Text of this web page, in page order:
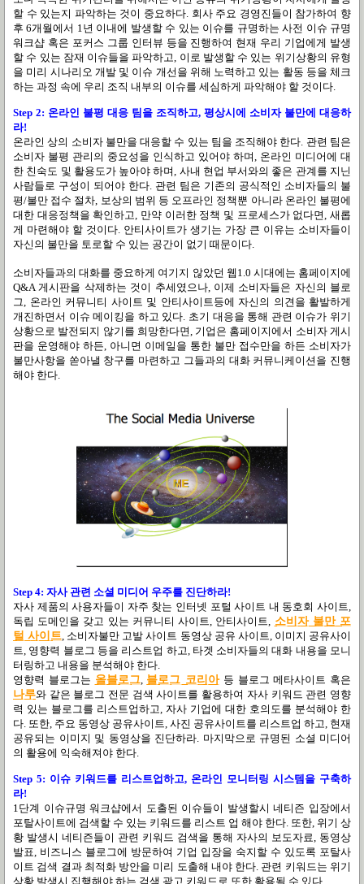
할 수 있는지 파악하는 것이 중요하다. 회사 주요 경영진들이 참가하여 향
후 6개월에서 1년 이내에 발생할 수 있는 이슈를 규명하는 사전 이슈 규명
워크샵 혹은 포커스 그룹 인터뷰 등을 진행하여 현재 우리 기업에게 발생
할 수 있는 잠재 이슈들을 파악하고, 이로 발생할 수 있는 위기상황의 유형
을 미리 시나리오 개발 및 이슈 개선을 위해 노력하고 있는 활동 등을 체크
하는 과정 속에 우리 조직 내부의 이슈를 세심하게 파악해야 할 것이다.
Step 2: 온라인 불평 대응 팀을 조직하고, 평상시에 소비자 불만에 대응하
라!
온라인 상의 소비자 불만을 대응할 수 있는 팀을 조직해야 한다. 관련 팀은
소비자 불평 관리의 중요성을 인식하고 있어야 하며, 온라인 미디어에 대
한 친숙도 및 활용도가 높아야 하며, 사내 현업 부서와의 좋은 관계를 지닌
사람들로 구성이 되어야 한다. 관련 팀은 기존의 공식적인 소비자들의 불
평/불만 접수 절차, 보상의 범위 등 오프라인 정책뿐 아니라 온라인 불평에
대한 대응정책을 확인하고, 만약 이러한 정책 및 프로세스가 없다면, 새롭
게 마련해야 할 것이다. 안티사이트가 생기는 가장 큰 이유는 소비자들이
자신의 불만을 토로할 수 있는 공간이 없기 때문이다.
소비자들과의 대화를 중요하게 여기지 않았던 웹1.0 시대에는 홈페이지에
Q&A 게시판을 삭제하는 것이 추세였으나, 이제 소비자들은 자신의 블로
그, 온라인 커뮤니티 사이트 및 안티사이트등에 자신의 의견을 활발하게
개진하면서 이슈 메이킹을 하고 있다. 초기 대응을 통해 관련 이슈가 위기
상황으로 발전되지 않기를 희망한다면, 기업은 홈페이지에서 소비자 게시
판을 운영해야 하든, 아니면 이메일을 통한 불만 접수만을 하든 소비자가
불만사항을 쏟아낼 창구를 마련하고 그들과의 대화 커뮤니케이션을 진행
해야 한다.
Step 4: 자사 관련 소셜 미디어 우주를 진단하라!
자사 제품의 사용자들이 자주 찾는 인터넷 포털 사이트 내 동호회 사이트,
독립 도메인을 갖고 있는 커뮤니티 사이트, 안티사이트, 소비자 불만 포
털 사이트 , 소비자불만 고발 사이트 동영상 공유 사이트, 이미지 공유사이
트, 영향력 블로그 등을 리스트업 하고, 타겟 소비자들의 대화 내용을 모니
터링하고 내용을 분석해야 한다.
영향력 블로그는 올블로그, 블로그 코리아등 블로그 메타사이트 혹은
나루와 같은 블로그 전문 검색 사이트를 활용하여 자사 키워드 관련 영향
력 있는 블로그를 리스트업하고, 자사 기업에 대한 호의도를 분석해야 한
다. 또한, 주요 동영상 공유사이트, 사진 공유사이트를 리스트업 하고, 현재
공유되는 이미지 및 동영상을 진단하라. 마지막으로 규명된 소셜 미디어
의 활용에 익숙해져야 한다.
Step 5: 이슈 키워드를 리스트업하고, 온라인 모니터링 시스템을 구축하
라!
1단계 이슈규명 워크샵에서 도출된 이슈들이 발생할시 네티즌 입장에서
포탈사이트에 검색할 수 있는 키워드를 리스트 업 해야 한다. 또한, 위기 상
황 발생시 네티즌들이 관련 키워드 검색을 통해 자사의 보도자료, 동영상
발표, 비즈니스 블로그에 방문하여 기업 입장을 숙지할 수 있도록 포탈사
이트 검색 결과 최적화 방안을 미리 도출해 내야 한다. 관련 키워드는 위기
상황 발생시 집행해야 하는 검색 광고 키워드로 또한 활용될 수 있다.